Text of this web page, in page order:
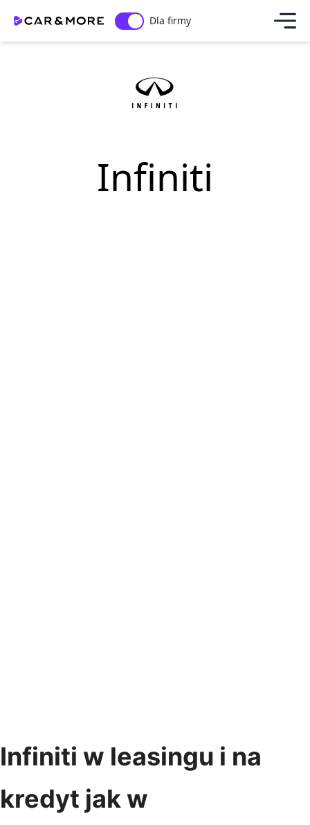
Dla firmy
Infiniti
Infiniti w leasingu i na
kredyt jak w